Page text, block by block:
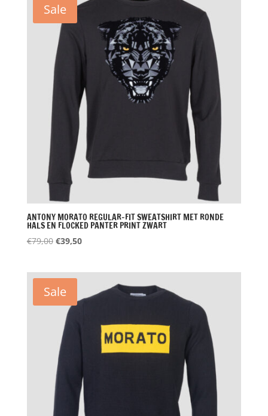
Sale
ANTONY MORATO REGULAR-FIT SWEATSHIRT MET RONDE
HALS EN FLOCKED PANTER PRINT ZWART
€79,00 Oorspronkelijke
€79,00.
€39,50Huidige
Sale